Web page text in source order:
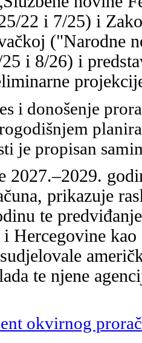
22 i 7/25) i
("Narodne
i 8/26) i
i donošenje
je propisan
2027.–2029.
prikazuje
te
Hercegovine
te njene
okvirnog